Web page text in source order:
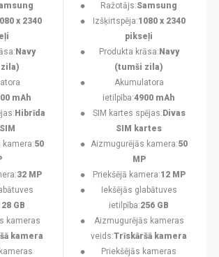
x 2340
Navy
mAh
Hibrīda
kamera:50
32 MP
GB
kameras
kamera
Ražotājs:Samsung
Izšķirtspēja:1080 x 2340
pikseļi
Produkta krāsa: Navy
(tumši zila)
Akumulatora
ietilpība:4900 mAh
SIM kartes spējas: Divas
SIM kartes
Aizmugurējās kamera:50
MP
Priekšējā kamera:12 MP
Iekšējās glabātuves
ietilpība:256 GB
Aizmugurējās kameras
veids:Trīskāršā kamera
Priekšējās kameras